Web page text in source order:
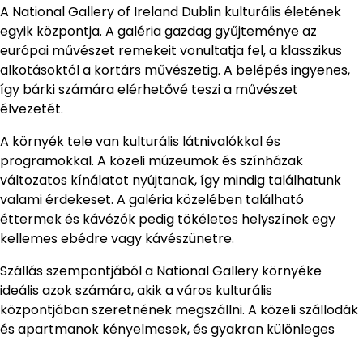
A National Gallery of Ireland Dublin kulturális életének
egyik központja. A galéria gazdag gyűjteménye az
európai művészet remekeit vonultatja fel, a klasszikus
alkotásoktól a kortárs művészetig. A belépés ingyenes,
így bárki számára elérhetővé teszi a művészet
élvezetét.
A környék tele van kulturális látnivalókkal és
programokkal. A közeli múzeumok és színházak
változatos kínálatot nyújtanak, így mindig találhatunk
valami érdekeset. A galéria közelében található
éttermek és kávézók pedig tökéletes helyszínek egy
kellemes ebédre vagy kávészünetre.
Szállás szempontjából a National Gallery környéke
ideális azok számára, akik a város kulturális
központjában szeretnének megszállni. A közeli szállodák
és apartmanok kényelmesek, és gyakran különleges